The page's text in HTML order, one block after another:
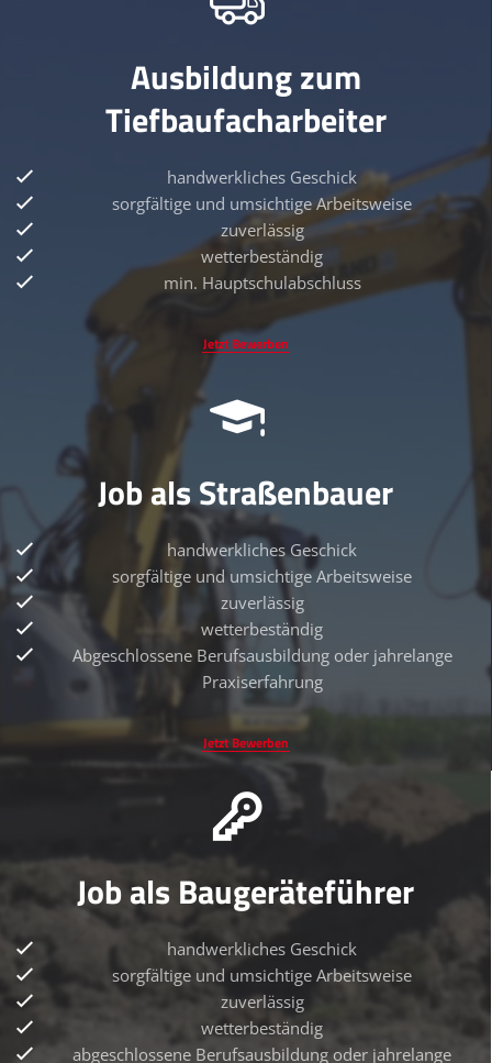
Ausbildung zum
Tiefbaufacharbeiter
handwerkliches Geschick
sorgfältige und umsichtige Arbeitsweise
zuverlässig
wetterbeständig
min. Hauptschulabschluss
Jetzt Bewerben
Job als Straßenbauer
handwerkliches Geschick
sorgfältige und umsichtige Arbeitsweise
zuverlässig
wetterbeständig
Abgeschlossene Berufsausbildung oder jahrelange
Praxiserfahrung
Jetzt Bewerben
Job als Baugeräteführer
handwerkliches Geschick
sorgfältige und umsichtige Arbeitsweise
zuverlässig
wetterbeständig
abgeschlossene Berufsausbildung oder jahrelange